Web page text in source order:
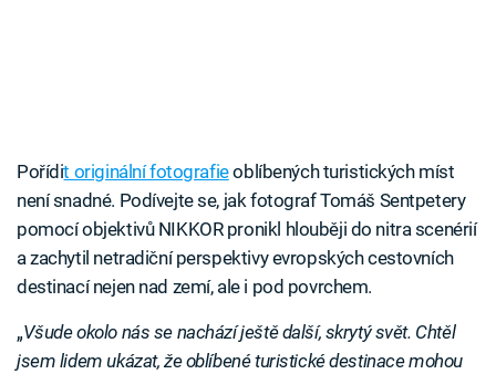
Pořídit originální fotografieoblíbených turistických míst
není snadné. Podívejte se, jak fotograf Tomáš Sentpetery
pomocí objektivů NIKKOR pronikl hlouběji do nitra scenérií
a zachytil netradiční perspektivy evropských cestovních
destinací nejen nad zemí, ale i pod povrchem.
„Všude okolo nás se nachází ještě další, skrytý svět. Chtěl
jsem lidem ukázat, že oblíbené turistické destinace mohou